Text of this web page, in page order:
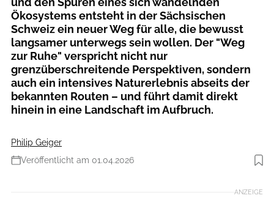
Ökosystems entsteht in der Sächsischen
Schweiz ein neuer Weg für alle, die bewusst
langsamer unterwegs sein wollen. Der "Weg
zur Ruhe" verspricht nicht nur
grenzüberschreitende Perspektiven, sondern
auch ein intensives Naturerlebnis abseits der
bekannten Routen – und führt damit direkt
hinein in eine Landschaft im Aufbruch.
Philip Geiger
Veröffentlicht am 01.04.2026
Foto: abian Tschök via Getty Images
ANZEIGE